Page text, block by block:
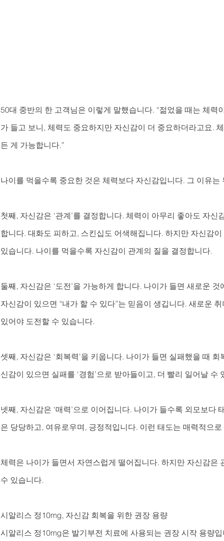
50대 중반의 한 고객님은 이렇게 말했습니다. “젊었을 때는 체력
가 들고 보니, 체력도 중요하지만 자신감이 더 중요하더라고요.
든 게 가능합니다.”
나이를 먹을수록 중요한 것은 체력보다 자신감입니다. 그 이유는
첫째, 자신감은 ‘관계’를 결정합니다. 체력이 아무리 좋아도 자
합니다. 대화도 피하고, 스킨십도 어색해집니다. 하지만 자신감
있습니다. 나이를 먹을수록 자신감이 관계의 질을 결정합니다.
둘째, 자신감은 ‘도전’을 가능하게 합니다. 나이가 들면 새로운
자신감이 있으면 “내가 할 수 있다”는 믿음이 생깁니다. 새로운
있어야 도전할 수 있습니다.
셋째, 자신감은 ‘회복력’을 키웁니다. 나이가 들면 실패했을 때
신감이 있으면 실패를 ‘경험’으로 받아들이고, 더 빨리 일어날
넷째, 자신감은 ‘매력’으로 이어집니다. 나이가 들수록 외모보다
은 당당하고, 여유로우며, 긍정적입니다. 이런 태도는 매력적으로
체력은 나이가 들면서 자연스럽게 떨어집니다. 하지만 자신감은
수 있습니다.
시알리스 정10mg, 자신감 회복을 위한 권장 용량
시알리스 정10mg은 발기부전 치료에 사용되는 권장 시작 용량